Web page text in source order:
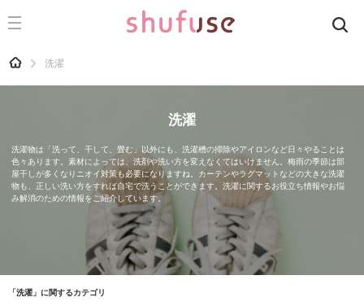
CATEGORY
気になる
洗濯
生活の知恵
お金
趣味
HOME 洗濯
洗濯
洗濯物は「洗って、干して、畳む」以外にも、洗濯槽の掃除やアイロンなど日々やることは
色々あります。素材によっては、洗剤や洗い方を変えなくてはいけません。梅雨の季節は部
屋干しが多くなりニオイ対策も必要になりますね。カーテンやラグマットなどの大きな洗濯
物も、正しい洗い方をすれば自宅で洗うことができます。洗濯に関するお役立ち情報やお悩
み解消のための情報をご紹介しています。
「洗濯」に関するカテゴリ